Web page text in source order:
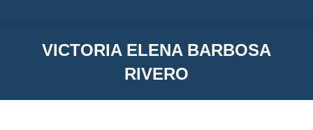
VICTORIA ELENA BARBOSA
RIVERO